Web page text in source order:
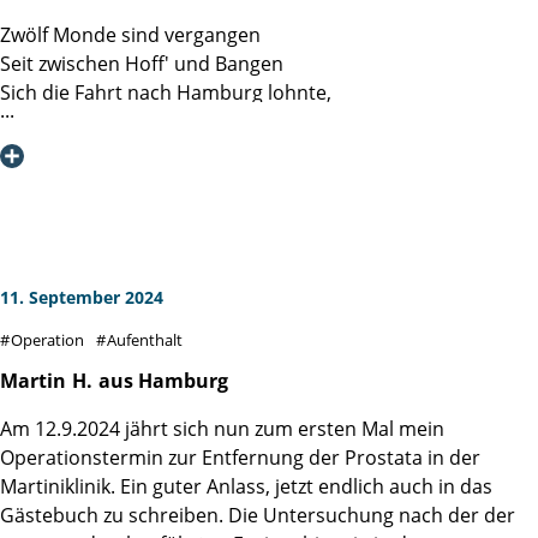
Zwölf Monde sind vergangen
Seit zwischen Hoff' und Bangen
Sich die Fahrt nach Hamburg lohnte,
Wo ich bei den Martinis wohnte.
Dort galt es eine Drüse zu entfernen
Ohne Angst und Schweiß und Pein
Gelang mit Bravour die fällige Exzision
Unter Dramaturgie von Prof. Salomon.
Was er gründlich inspizierte,
War die im Vorlauf dedektierte
Gewebezelle samt der Lymphen.
Mittels Da Vinci's TechnoTrümpfen
11. September 2024
Operation Aufenthalt
Martin H. aus Hamburg
Am 12.9.2024 jährt sich nun zum ersten Mal mein
Operationstermin zur Entfernung der Prostata in der
Martiniklinik. Ein guter Anlass, jetzt endlich auch in das
Gästebuch zu schreiben. Die Untersuchung nach der der